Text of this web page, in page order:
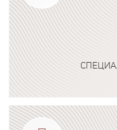
Подробнее о программе